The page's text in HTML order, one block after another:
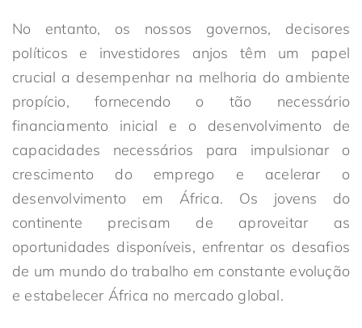
No entanto, os nossos governos, decisores
políticos e investidores anjos têm um papel
crucial a desempenhar na melhoria do ambiente
propício, fornecendo o tão necessário
financiamento inicial e o desenvolvimento de
capacidades necessários para impulsionar o
crescimento do emprego e acelerar o
desenvolvimento em África. Os jovens do
continente precisam de aproveitar as
oportunidades disponíveis, enfrentar os desafios
de um mundo do trabalho em constante evolução
e estabelecer África no mercado global.